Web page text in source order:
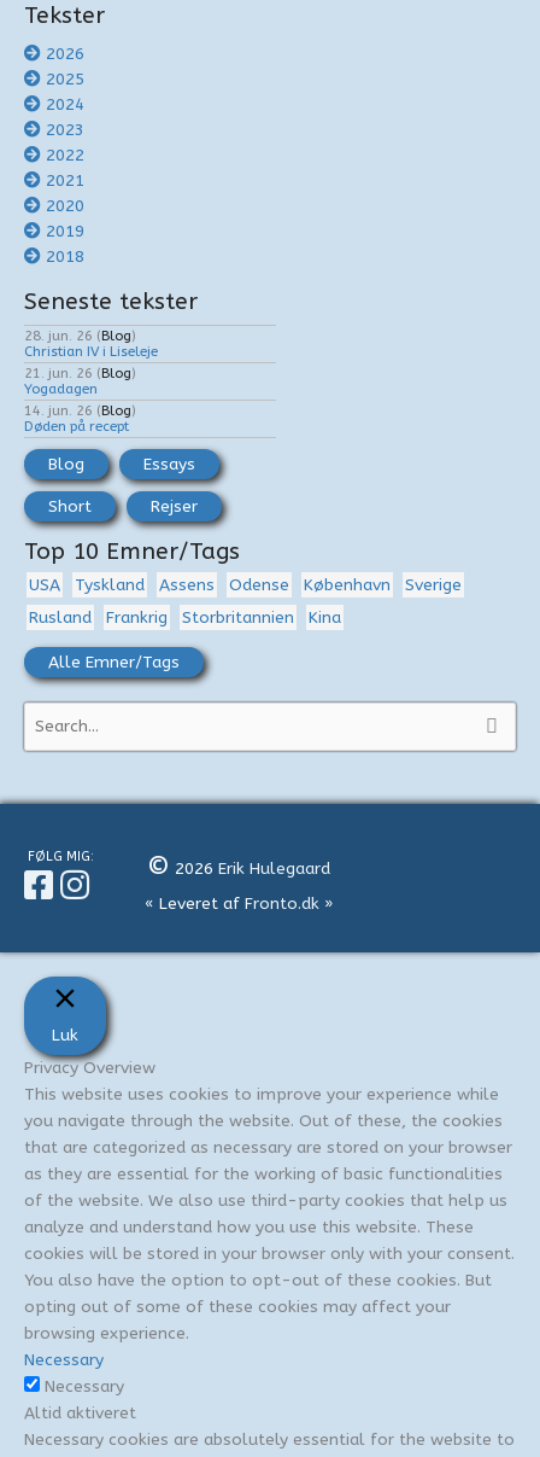
Tekster
2026
2025
2024
2023
2022
2021
2020
2019
2018
Seneste tekster
28. jun. 26 (Blog)
Christian IV i Liseleje
21. jun. 26 (Blog)
Yogadagen
14. jun. 26 (Blog)
Døden på recept
Blog Essays
Short Rejser
Top 10 Emner/Tags
USA Tyskland Assens Odense København
Sverige
Rusland
Frankrig Storbritannien Kina
Alle Emner/Tags
ø
fFØLG MIG: © 2026 Erik Hulegaard
« Leveret af Fronto.dk »
Luk
Privacy Overview
This website uses cookies to improve your experience while
you navigate through the website. Out of these, the cookies
that are categorized as necessary are stored on your browser
as they are essential for the working of basic functionalities
of the website. We also use third-party cookies that help us
analyze and understand how you use this website. These
cookies will be stored in your browser only with your consent.
You also have the option to opt-out of these cookies. But
opting out of some of these cookies may affect your
browsing experience.
Necessary
Necessary
Altid aktiveret
Necessary cookies are absolutely essential for the website to